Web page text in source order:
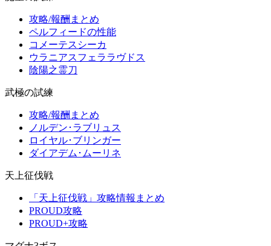
攻略/報酬まとめ
ペルフィードの性能
コメーテスシーカ
ウラニアスフェララヴドス
陰陽之霊刀
武極の試練
攻略/報酬まとめ
ノルデン･ラブリュス
ロイヤル･ブリンガー
ダイアデム･ムーリネ
天上征伐戦
「天上征伐戦」攻略情報まとめ
PROUD攻略
PROUD+攻略